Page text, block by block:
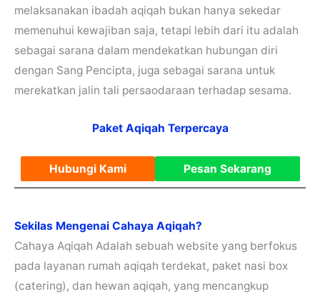
melaksanakan ibadah aqiqah bukan hanya sekedar
memenuhui kewajiban saja, tetapi lebih dari itu adalah
sebagai sarana dalam mendekatkan hubungan diri
dengan Sang Pencipta, juga sebagai sarana untuk
merekatkan jalin tali persaodaraan terhadap sesama.
Paket Aqiqah Terpercaya
Hubungi Kami Pesan Sekarang
Sekilas Mengenai Cahaya Aqiqah?
Cahaya Aqiqah Adalah sebuah website yang berfokus
pada layanan rumah aqiqah terdekat, paket nasi box
(catering), dan hewan aqiqah, yang mencangkup